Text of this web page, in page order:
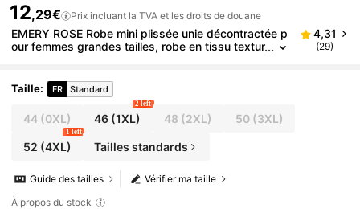
12,29€ Prix incluant la TVA et les droits de douane
EMERY ROSE Robe mini plissée unie décontractée p
our femmes grandes tailles, robe en tissu textur
4,31
(29)
Taille: FR Standard
44(0XL) 46 (1XL)
2 left
48 (2XL) 50(3XL)
52 (4XL)
1 left
Tailles standards
Vérifier ma taille
Guide des tailles
À propos du stock